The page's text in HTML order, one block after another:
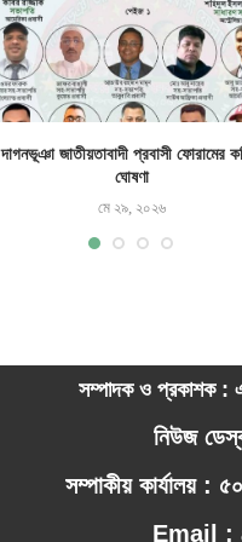
দাগনভূঞা জাতীয়তাবাদী প্রবাসী ফোরামের
ঘোষণা
মে ২৯, ২০২৬
সম্পাদক ও প্রকাশক :
নিউজ
সম্পাকীয় কার্যালয় :
Email :